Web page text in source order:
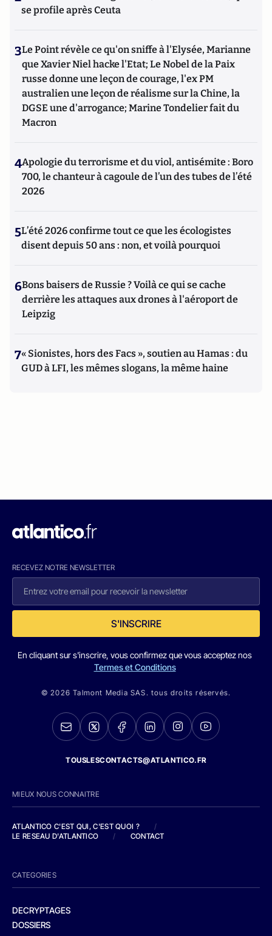
se profile après Ceuta
3Le Point révèle ce qu'on sniffe à l'Elysée, Marianne
que Xavier Niel hacke l'Etat; Le Nobel de la Paix
russe donne une leçon de courage, l'ex PM
australien une leçon de réalisme sur la Chine, la
DGSE une d'arrogance; Marine Tondelier fait du
Macron
4Apologie du terrorisme et du viol, antisémite : Boro
700, le chanteur à cagoule de l’un des tubes de l’été
2026
5L’été 2026 confirme tout ce que les écologistes
disent depuis 50 ans : non, et voilà pourquoi
6Bons baisers de Russie ? Voilà ce qui se cache
derrière les attaques aux drones à l'aéroport de
Leipzig
7« Sionistes, hors des Facs », soutien au Hamas : du
GUD à LFI, les mêmes slogans, la même haine
RECEVEZ NOTRE NEWSLETTER
S'INSCRIRE
En cliquant sur s'inscrire, vous confirmez que vous acceptez nos
Termes et Conditions
© 2026 Talmont Media SAS. tous droits réservés.
TOUSLESCONTACTS@ATLANTICO.FR
MIEUX NOUS CONNAITRE
ATLANTICO C'EST QUI, C'EST QUOI ?
/
LE RESEAU D'ATLANTICO
/ CONTACT
CATEGORIES
DECRYPTAGES
DOSSIERS